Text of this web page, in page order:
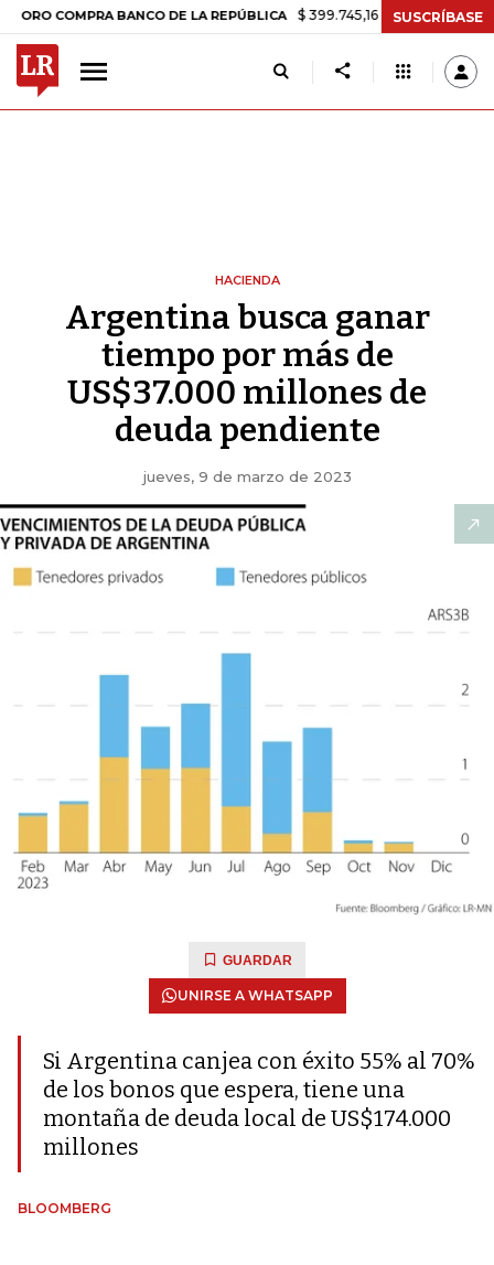
BANCO DE LA REPÚBLICA $ 399.745,16 +$ 2.295,71 +0,58%
SUSCRÍBASE
HACIENDA
Argentina busca ganar
tiempo por más de
US$37.000 millones de
deuda pendiente
jueves, 9 de marzo de 2023
GUARDAR
UNIRSE A WHATSAPP
Si Argentina canjea con éxito 55% al ​​70%
de los bonos que espera, tiene una
montaña de deuda local de US$174.000
millones
BLOOMBERG